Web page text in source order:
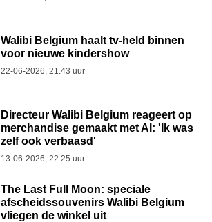
Walibi Belgium haalt tv-held binnen
voor nieuwe kindershow
22-06-2026, 21.43 uur
Directeur Walibi Belgium reageert op
merchandise gemaakt met AI: 'Ik was
zelf ook verbaasd'
13-06-2026, 22.25 uur
The Last Full Moon: speciale
afscheidssouvenirs Walibi Belgium
vliegen de winkel uit